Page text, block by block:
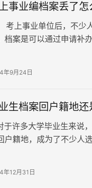
事业编档案丢了怎
上事业单位后，不少人
档案是可以通过申请补
年9月24日
生档案回户籍地还
许多大学毕业生来说
户籍地，成为了不少人
年12月31日